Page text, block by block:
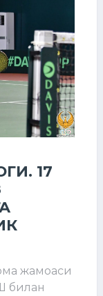
17
жамоаси
билан